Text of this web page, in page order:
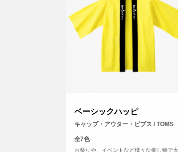
ベーシックハッピ
キャップ・アウター・ビブス / TOMS
全7色
お祭りや、イベントなど様々な催し物で